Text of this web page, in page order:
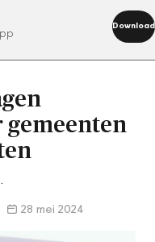
Download
gemeenten
28 mei 2024